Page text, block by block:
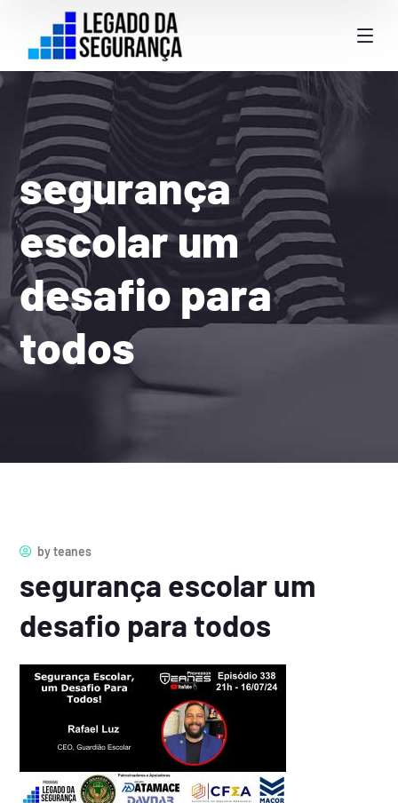
segurança
escolar um
desafio para
todos
byteanes
segurança escolar um
desafio para todos